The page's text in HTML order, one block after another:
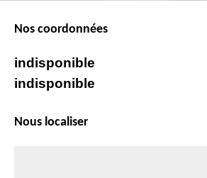
Nos coordonnées
indisponible
indisponible
Nous localiser